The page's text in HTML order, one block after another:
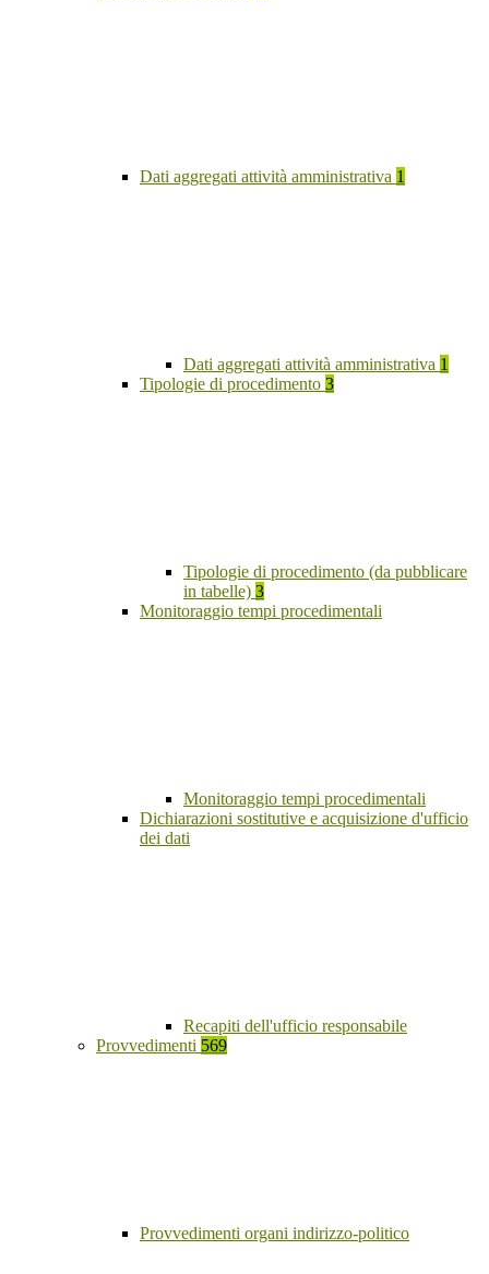
Dati aggregati attività amministrativa 1
Dati aggregati attività amministrativa 1
Tipologie di procedimento 3
Tipologie di procedimento (da pubblicare
in tabelle) 3
Monitoraggio tempi procedimentali
Monitoraggio tempi procedimentali
Dichiarazioni sostitutive e acquisizione d'ufficio
dei dati
Recapiti dell'ufficio responsabile
Provvedimenti 569
Provvedimenti organi indirizzo-politico